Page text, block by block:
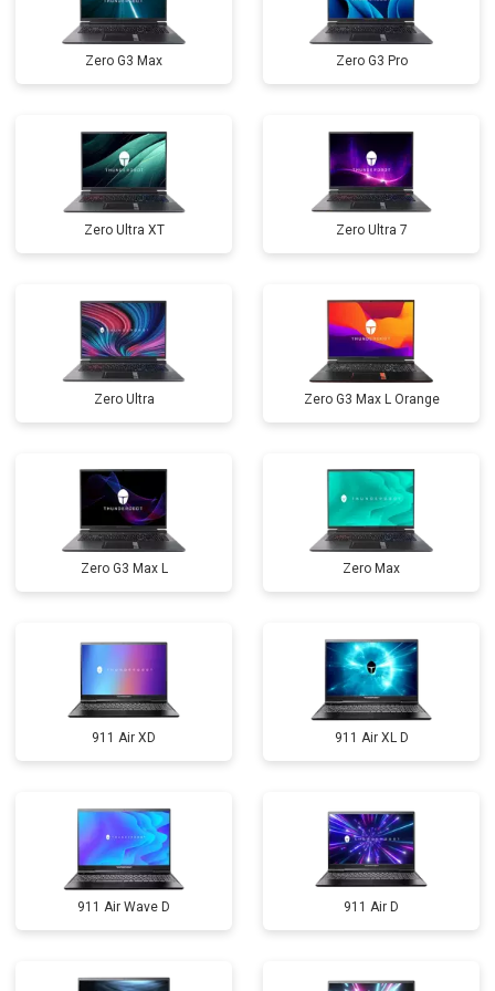
Прошивка BIOS от 1500 ₽ Заказать
Замена северного моста от 3500 ₽
Zero G3 Max Zero G3 Pro
Zero Ultra XT Zero Ultra 7
Zero Ultra Zero G3 Max L Orange
Zero G3 Max L Zero Max
911 Air XD 911 Air XL D
911 Air Wave D 911 Air D